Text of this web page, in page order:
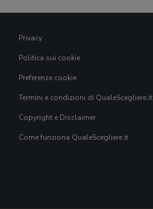
Privacy
Politica sui cookie
Preferenze cookie
Termini e condizioni di QualeScegliere.it
Copyright e Disclaimer
Come funziona QualeScegliere.it